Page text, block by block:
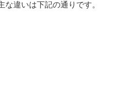
違いは下記の通りです。